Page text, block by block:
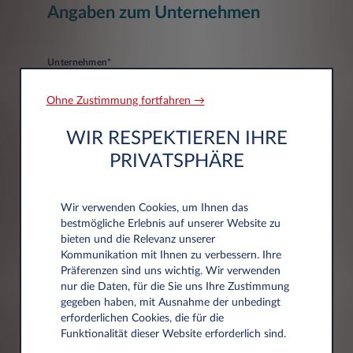
Angaben zum Unternehmen
Unternehmen*
Postleitzahl*
Stadt
Ohne Zustimmung fortfahren →
WIR RESPEKTIEREN IHRE
PRIVATSPHÄRE
Wir verwenden Cookies, um Ihnen das
bestmögliche Erlebnis auf unserer Website zu
bieten und die Relevanz unserer
Kommunikation mit Ihnen zu verbessern. Ihre
Präferenzen sind uns wichtig. Wir verwenden
nur die Daten, für die Sie uns Ihre Zustimmung
gegeben haben, mit Ausnahme der unbedingt
erforderlichen Cookies, die für die
Funktionalität dieser Website erforderlich sind.